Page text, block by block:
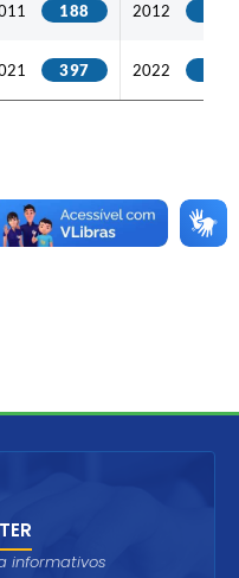
188 2012
397 2022
informativos